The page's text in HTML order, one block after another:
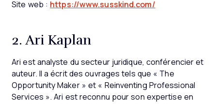
Site web : https://www.susskind.com/
2. Ari Kaplan
Ari est analyste du secteur juridique, conférencier et
auteur. Il a écrit des ouvrages tels que « The
Opportunity Maker » et « Reinventing Professional
Services ». Ari est reconnu pour son expertise en